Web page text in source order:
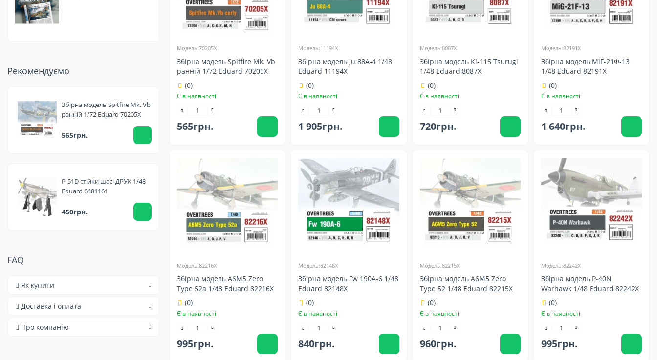
Рекомендуємо
Збірна модель Spitfire Mk. Vb
ранній 1/72 Eduard 70205X
565грн.
P-51D стійки шасі ДРУК 1/48
Eduard 6481161
450грн.
FAQ
Як купити
Доставка і оплата
Про компанію
Модель:70205X
Збірна модель Spitfire Mk. Vb
ранній 1/72 Eduard 70205X
(0)
Є в наявності
565грн.
Модель:11194X
Збірна модель Ju 88A-4 1/48
Eduard 11194X
(0)
Є в наявності
1 905грн.
Модель:8087X
Збірна модель Ki-115 Tsurugi
1/48 Eduard 8087X
(0)
Є в наявності
720грн.
Модель:82191X
Збірна модель МіГ-21Ф-13
1/48 Eduard 82191X
(0)
Є в наявності
1 640грн.
Модель:82216X
Збірна модель A6M5 Zero
Type 52a 1/48 Eduard 82216X
(0)
Є в наявності
995грн.
Модель:82148X
Збірна модель Fw 190A-6 1/48
Eduard 82148X
(0)
Є в наявності
840грн.
Модель:82215X
Збірна модель A6M5 Zero
Type 52 1/48 Eduard 82215X
(0)
Є в наявності
960грн.
Модель:82242X
Збірна модель P-40N
Warhawk 1/48 Eduard 82242X
(0)
Є в наявності
995грн.